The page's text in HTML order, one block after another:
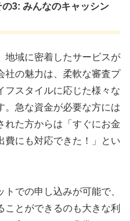
3: みんなのキャッシン
地域に密着したサービスが
社の魅力は、柔軟な審査プ
フスタイルに応じた様々な
。急な資金が必要な方には
れた方からは「すぐにお金
費にも対応できた！」とい
での申し込みが可能で、
ことができるのも大きな利